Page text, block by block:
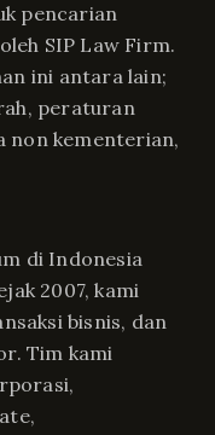
pencarian
SIP Law Firm.
ini antara lain;
peraturan
non kementerian,
di Indonesia
2007, kami
bisnis, dan
Tim kami